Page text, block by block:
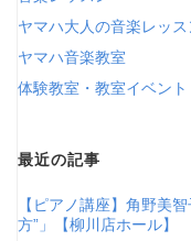
ヤマハ大人の音楽レッス
ヤマハ音楽教室
体験教室・教室イベント
最近の記事
【ピアノ講座】角野美
方”」【柳川店ホール】